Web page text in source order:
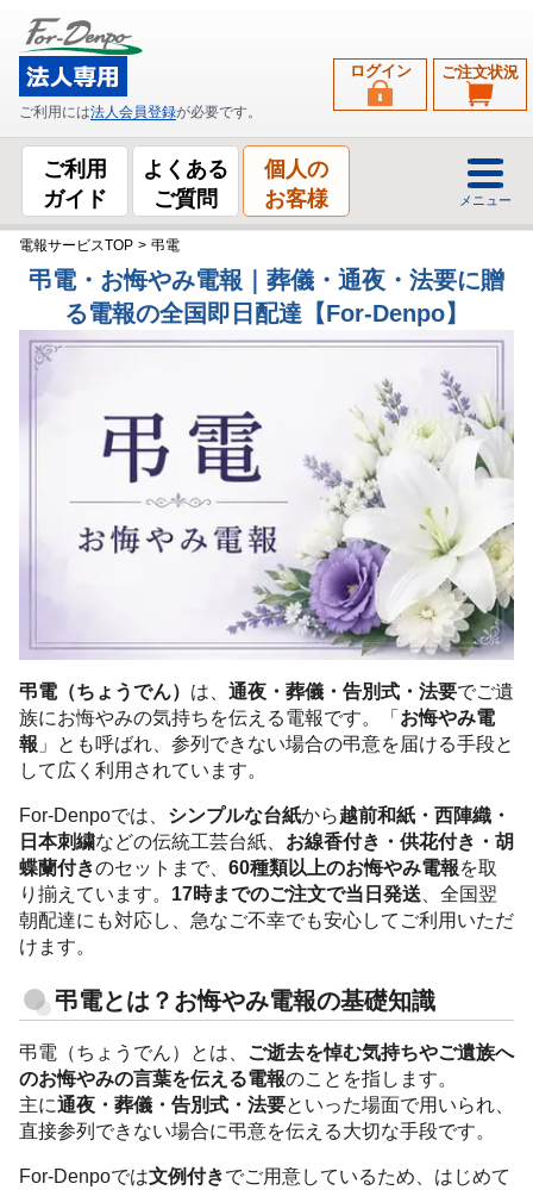
ご利用には法人会員登録が必要です。
ご注文状況
ログイン
ご利用
ガイド
よくある
ご質問
個人の
お客様
メニュー
電報サービスTOP > 弔電
弔電・お悔やみ電報｜葬儀・通夜・法要に贈
る電報の全国即日配達【For-Denpo】
弔電（ちょうでん） は、 通夜・葬儀・告別式・法要でご遺
族にお悔やみの気持ちを伝える電報です。「 お悔やみ電
報 」とも呼ばれ、参列できない場合の弔意を届ける手段と
して広く利用されています。
For-Denpoでは、 シンプルな台紙から越前和紙・西陣織・
日本刺繍などの伝統工芸台紙、 お線香付き・供花付き・胡
蝶蘭付きのセットまで、 60種類以上のお悔やみ電報を取
り揃えています。 17時までのご注文で当日発送 、全国翌
朝配達にも対応し、急なご不幸でも安心してご利用いただ
けます。
弔電とは？お悔やみ電報の基礎知識
弔電（ちょうでん）とは、
ご逝去を悼む気持ちやご遺族へ
のお悔やみの言葉を伝える電報のことを指します。
主に通夜・葬儀・告別式・法要といった場面で用いられ、
直接参列できない場合に弔意を伝える大切な手段です。
For-Denpoでは文例付きでご用意しているため、はじめて